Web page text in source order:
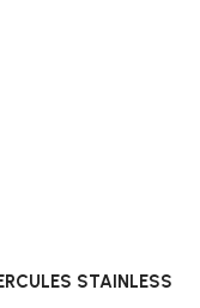
STAINLESS